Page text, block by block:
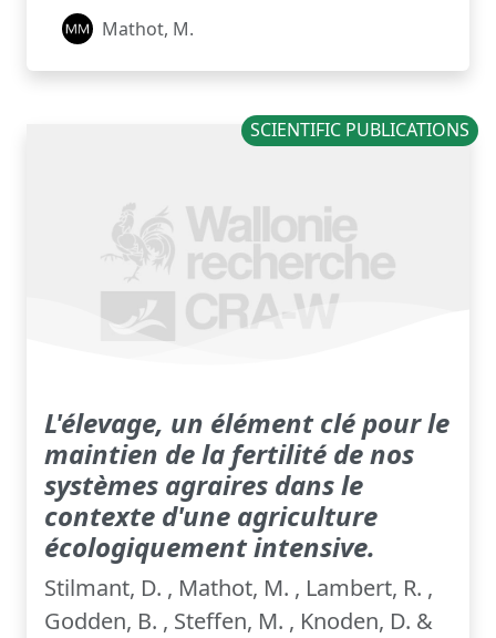
Mathot, M.
SCIENTIFIC PUBLICATIONS
L'élevage, un élément clé pour le
maintien de la fertilité de nos
systèmes agraires dans le
contexte d'une agriculture
écologiquement intensive.
Stilmant, D. , Mathot, M. , Lambert, R. ,
Godden, B. , Steffen, M. , Knoden, D. &